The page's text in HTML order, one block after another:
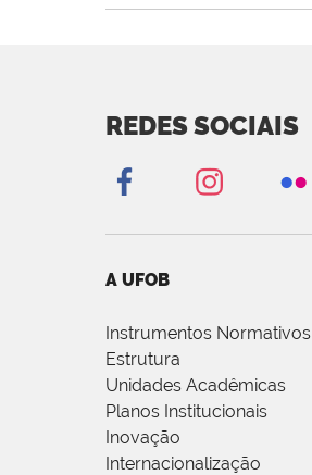
REDES SOCIAIS
A UFOB
Instrumentos Normativos
Estrutura
Unidades Acadêmicas
Planos Institucionais
Inovação
Internacionalização